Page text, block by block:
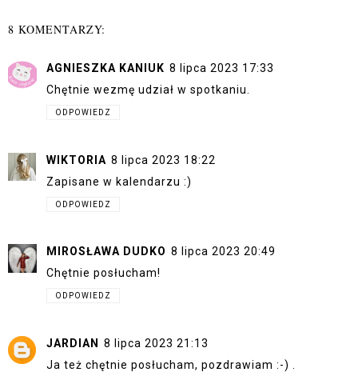
8 KOMENTARZY:
AGNIESZKA KANIUK 8 lipca 2023 17:33
Chętnie wezmę udział w spotkaniu.
ODPOWIEDZ
WIKTORIA 8 lipca 2023 18:22
Zapisane w kalendarzu :)
ODPOWIEDZ
MIROSŁAWA DUDKO 8 lipca 2023 20:49
Chętnie posłucham!
ODPOWIEDZ
JARDIAN
8 lipca 2023 21:13
Ja też chętnie posłucham, pozdrawiam :-) .